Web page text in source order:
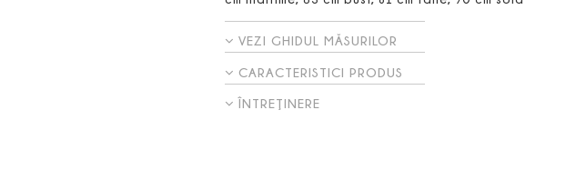
VEZI GHIDUL MĂSURILOR
CARACTERISTICI PRODUS
ÎNTREŢINERE